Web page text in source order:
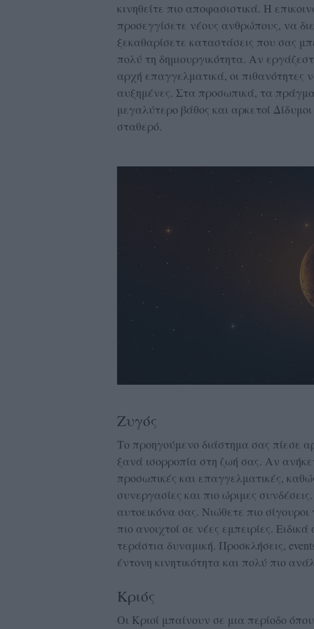
κινηθείτε πιο αποφασιστικά. Η
προσεγγίσετε νέους ανθρώπους, να
ξεκαθαρίσετε καταστάσεις που σας
πολύ τη δημιουργικότητα. Αν
αρχή επαγγελματικά, οι πιθανότητες
αυξημένες. Στα προσωπικά, τα
μεγαλύτερο βάθος και αρκετοί
σταθερό.
Ζυγός
Το προηγούμενο διάστημα σας πίεσε
ξανά ισορροπία στη ζωή σας. Αν
προσωπικές και επαγγελματικές,
συνεργασίες και πιο ώριμες
αυτοεικόνα σας. Νιώθετε πιο
πιο ανοιχτοί σε νέες εμπειρίες.
τεράστια δυναμική. Προσκλήσεις,
έντονη κινητικότητα και πολύ πιο
Κριός
Οι Κριοί μπαίνουν σε μια περίοδο